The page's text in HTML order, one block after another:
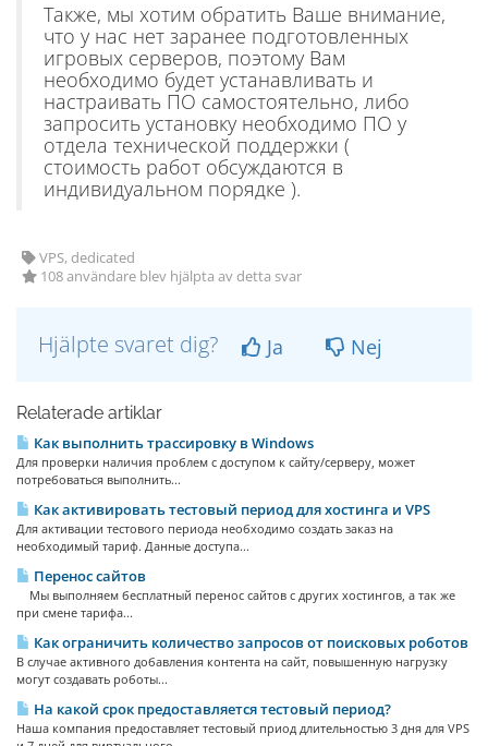
Также, мы хотим обратить Ваше внимание,
что у нас нет заранее подготовленных
игровых серверов, поэтому Вам
необходимо будет устанавливать и
настраивать ПО самостоятельно, либо
запросить установку необходимо ПО у
отдела технической поддержки (
стоимость работ обсуждаются в
индивидуальном порядке ).
VPS, dedicated
108 användare blev hjälpta av detta svar
Hjälpte svaret dig? Ja Nej
Relaterade artiklar
Как выполнить трассировку в Windows
Для проверки наличия проблем с доступом к сайту/серверу, может
потребоваться выполнить...
Как активировать тестовый период для хостинга и VPS
Для активации тестового периода необходимо создать заказ на
необходимый тариф. Данные доступа...
Перенос сайтов
Мы выполняем бесплатный перенос сайтов с других хостингов, а так же
при смене тарифа...
Как ограничить количество запросов от поисковых роботов
В случае активного добавления контента на сайт, повышенную нагрузку
могут создавать роботы...
На какой срок предоставляется тестовый период?
Наша компания предоставляет тестовый приод длительностью 3 дня для VPS